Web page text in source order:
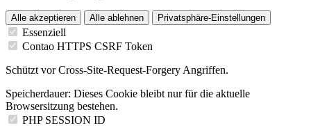
Alle akzeptieren Alle ablehnen Privatsphäre-Einstellungen
Essenziell
Contao HTTPS CSRF Token
Schützt vor Cross-Site-Request-Forgery Angriffen.
Speicherdauer: Dieses Cookie bleibt nur für die aktuelle
Browsersitzung bestehen.
PHP SESSION ID